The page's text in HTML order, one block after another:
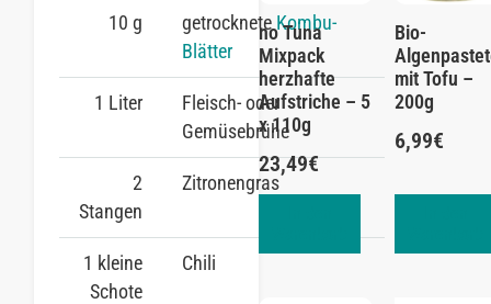
10 g getrocknete Kombu-
Blätter
1 Liter
Fleisch- oder
Gemüsebrühe
2
Stangen
Zitronengras
1 kleine
Schote
Chili
no Tuna
Mixpack
herzhafte
Aufstriche – 5
x 110g
23,49€
Bio-
mit Tofu –
200g
6,99€